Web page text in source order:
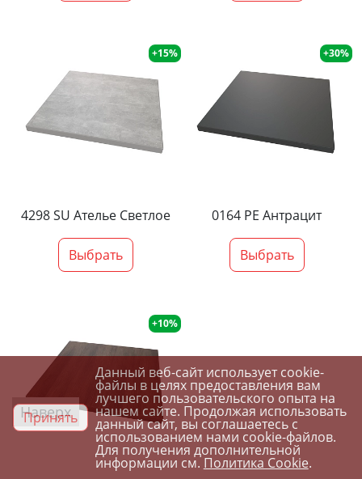
+15%
4298 SU Ателье Светлое
Выбрать
+30%
0164 PE Антрацит
Выбрать
+10%
Наверх
Принять
Данный веб-сайт использует cookie-
файлы в целях предоставления вам
лучшего пользовательского опыта на
нашем сайте. Продолжая использовать
данный сайт, вы соглашаетесь с
использованием нами cookie-файлов.
Для получения дополнительной
информации см.Политика Cookie.